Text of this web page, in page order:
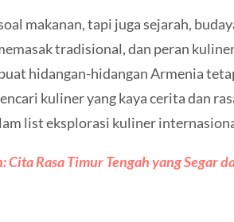
makanan, tapi juga sejarah,
tradisional, dan peran
hidangan-hidangan Armenia
kuliner yang kaya cerita dan
list eksplorasi kuliner
Cita Rasa Timur Tengah yang Segar